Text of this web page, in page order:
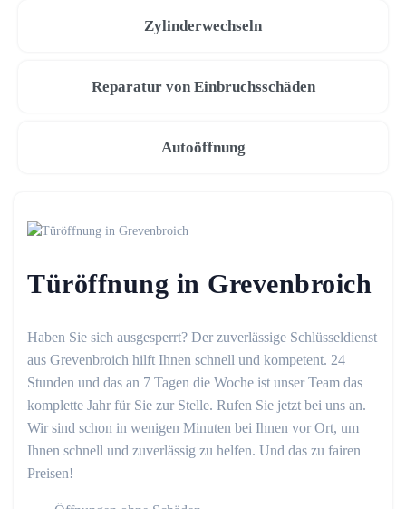
Zylinderwechseln
Reparatur von Einbruchsschäden
Autoöffnung
Türöffnung in Grevenbroich
Haben Sie sich ausgesperrt? Der zuverlässige Schlüsseldienst
aus Grevenbroich hilft Ihnen schnell und kompetent. 24
Stunden und das an 7 Tagen die Woche ist unser Team das
komplette Jahr für Sie zur Stelle. Rufen Sie jetzt bei uns an.
Wir sind schon in wenigen Minuten bei Ihnen vor Ort, um
Ihnen schnell und zuverlässig zu helfen. Und das zu fairen
Preisen!